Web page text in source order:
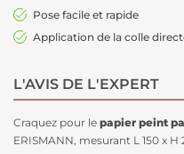
Pose facile et rapide
Application de la colle
L'AVIS DE L'EXPERT
Craquez pour le papier peint
ERISMANN, mesurant L 150 x